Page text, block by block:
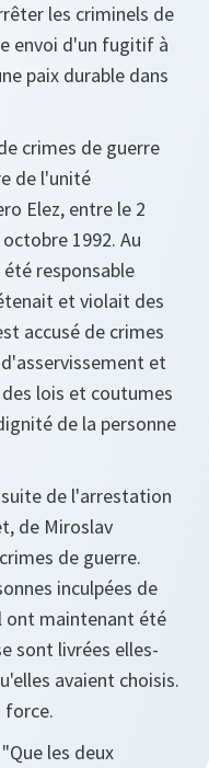
les criminels de
envoi d'un fugitif à
paix durable dans
crimes de guerre
de l'unité
Elez, entre le 2
1992. Au
responsable
et violait des
accusé de crimes
et
lois et coutumes
de la personne
de l'arrestation
de Miroslav
de guerre.
inculpées de
ont maintenant été
sont livrées elles-
avaient choisis.
force.
"Que les deux